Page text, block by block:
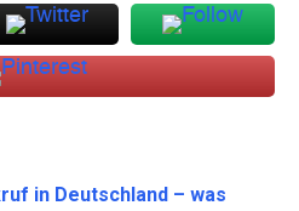
in Deutschland – was